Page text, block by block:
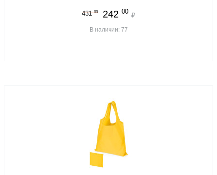
431 00 242 00 ₽
В наличии: 77